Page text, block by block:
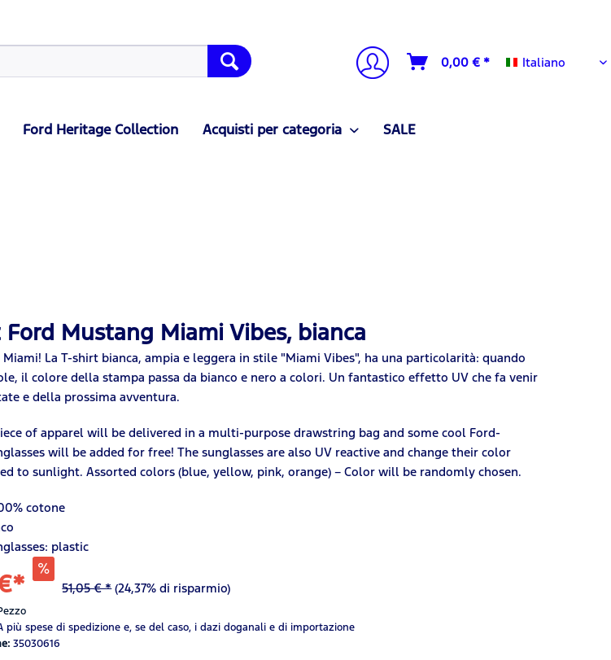
0,00 € * Italiano
Italiano
Ford Heritage Collection Acquisti per categoria SALE
Mustang Miami Vibes, bianca
La T-shirt bianca, ampia e leggera in stile "Miami Vibes", ha una particolarità: quando
il colore della stampa passa da bianco e nero a colori. Un fantastico effetto UV che fa venir
e della prossima avventura.
of apparel will be delivered in a multi-purpose drawstring bag and some cool Ford-
will be added for free! The sunglasses are also UV reactive and change their color
to sunlight. Assorted colors (blue, yellow, pink, orange) – Color will be randomly chosen.
cotone
plastic
51,05 € * (24,37% di risparmio)
più spese di spedizione e, se del caso, i dazi doganali e di importazione
35030616